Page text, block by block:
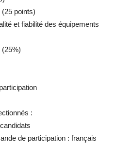
points)
et fiabilité des équipements
(25%)
:
de participation : français